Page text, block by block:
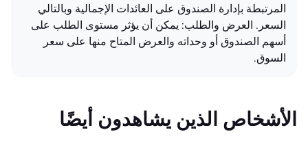
المرتبطة بإدارة الصندوق على العائدات الإجمالية وبالتالي
السعر. العرض والطلب: يمكن أن يؤثر مستوى الطلب على
أسهم الصندوق أو وحداته والعرض المتاح منها على سعر
السوق.
الأشخاص الذين يشاهدون أيضًا